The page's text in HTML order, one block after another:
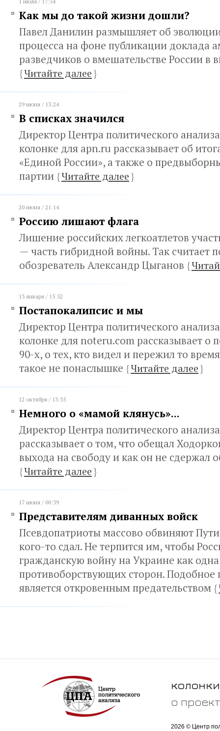
Как мы до такой жизни дошли?
Павел Данилин размышляет об
процесса на фоне публикации доклада
разведчиков о вмешательстве России
{Читайте далее}
29 июня / 13:24
В списках значился
Директор Центра политического
колонке для apn.ru рассказывает об
«Единой России», а также о
партии {Читайте далее}
20 июня / 21:14
Россию лишают флага
Лишение российских легкоатлетов
— часть гибридной войны. Так считает
обозреватель Александр Цыганов {
13 января / 15:52
Постапокалипсис и мы
Директор Центра политического
колонке для noteru.com рассказывает о
90-х, о тех, кто видел и пережил то
такое не понаслышке {Читайте далее}
12 октября / 13:35
Немного о «мамой клянусь»...
Директор Центра политического
рассказывает о том, что обещал
выхода на свободу и как он не сдержал
{Читайте далее}
17 июня / 00:39
Представителям диванных войск
Псевдопатриоты массово обвиняют
кого-то сдал. Не терпится им, чтобы
гражданскую войну на Украине как
противоборствующих сторон. Подобное
является откровенным предательством {
колонки
о
2026 © Центр